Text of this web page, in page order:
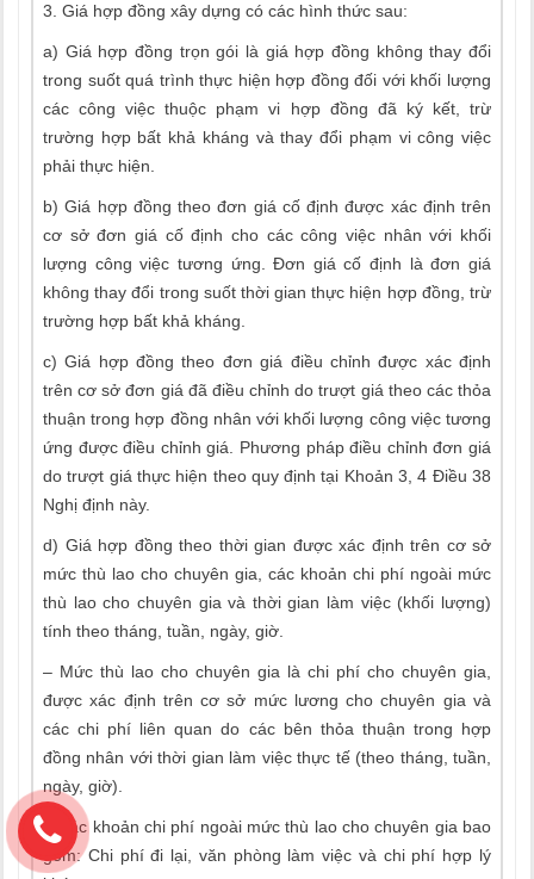
3. Giá hợp đồng xây dựng có các hình thức sau:
a) Giá hợp đồng trọn gói là giá hợp đồng không thay đổi
trong suốt quá trình thực hiện hợp đồng đối với khối lượng
các công việc thuộc phạm vi hợp đồng đã ký kết, trừ
trường hợp bất khả kháng và thay đổi phạm vi công việc
phải thực hiện.
b) Giá hợp đồng theo đơn giá cố định được xác định trên
cơ sở đơn giá cố định cho các công việc nhân với khối
lượng công việc tương ứng. Đơn giá cố định là đơn giá
không thay đổi trong suốt thời gian thực hiện hợp đồng, trừ
trường hợp bất khả kháng.
c) Giá hợp đồng theo đơn giá điều chỉnh được xác định
trên cơ sở đơn giá đã điều chỉnh do trượt giá theo các thỏa
thuận trong hợp đồng nhân với khối lượng công việc tương
ứng được điều chỉnh giá. Phương pháp điều chỉnh đơn giá
do trượt giá thực hiện theo quy định tại Khoản 3, 4 Điều 38
Nghị định này.
d) Giá hợp đồng theo thời gian được xác định trên cơ sở
mức thù lao cho chuyên gia, các khoản chi phí ngoài mức
thù lao cho chuyên gia và thời gian làm việc (khối lượng)
tính theo tháng, tuần, ngày, giờ.
– Mức thù lao cho chuyên gia là chi phí cho chuyên gia,
được xác định trên cơ sở mức lương cho chuyên gia và
các chi phí liên quan do các bên thỏa thuận trong hợp
đồng nhân với thời gian làm việc thực tế (theo tháng, tuần,
ngày, giờ).
– Các khoản chi phí ngoài mức thù lao cho chuyên gia bao
gồm: Chi phí đi lại, văn phòng làm việc và chi phí hợp lý